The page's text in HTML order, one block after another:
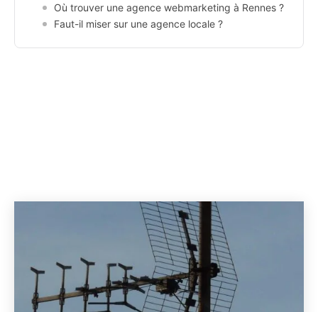
Où trouver une agence webmarketing à Rennes ?
Faut-il miser sur une agence locale ?